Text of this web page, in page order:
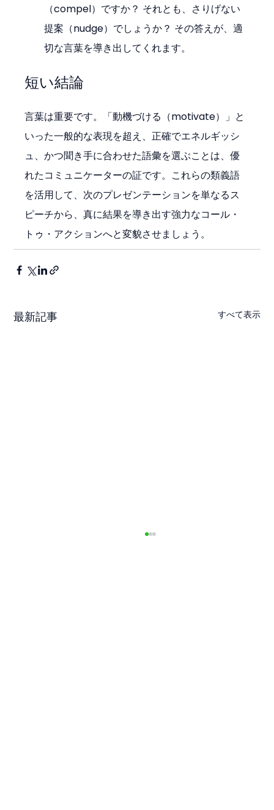
（compel）ですか？ それとも、さりげない
提案（nudge）でしょうか？ その答えが、適
切な言葉を導き出してくれます。
短い結論
言葉は重要です。「動機づける（motivate）」と
いった一般的な表現を超え、正確でエネルギッシ
ュ、かつ聞き手に合わせた語彙を選ぶことは、優
れたコミュニケーターの証です。これらの類義語
を活用して、次のプレゼンテーションを単なるス
ピーチから、真に結果を導き出す強力なコール・
トゥ・アクションへと変貌させましょう。
最新記事 すべて表示